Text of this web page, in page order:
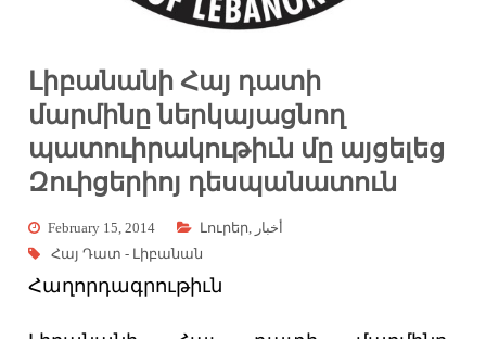
Լիբանանի Հայ դատի
մարմինը ներկայացնող
պատուիրակութիւն մը այցելեց
Զուիցերիոյ դեսպանատուն
February 15, 2014 Լուրեր, أخبار
Հայ Դատ - Լիբանան
Հաղորդագրութիւն